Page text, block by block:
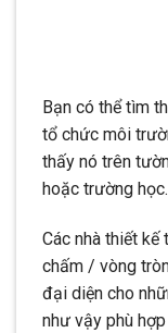
Bạn có thể tìm
tổ chức môi
thấy nó trên
hoặc trường học.
Các nhà thiết
chấm / vòng
đại diện cho
như vậy phù